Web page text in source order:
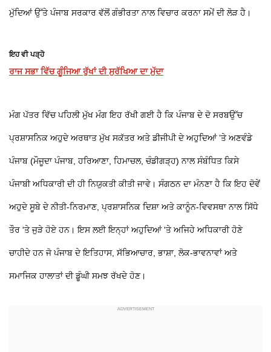
ਮੁੱਦਿਆਂ ਉੱਤੇ ਪੰਜਾਬ ਸਰਕਾਰ ਵੱਲੋਂ ਗੰਭੀਰਤਾ ਨਾਲ ਵਿਚਾਰ ਕਰਨਾ ਸਮੇਂ ਦੀ ਲੋੜ ਹੈ।
ਇਹ ਵੀ ਪੜ੍ਹੋ
ਰਾਜ ਸਭਾ ਵਿੱਚ ਗੂੰਜਿਆ ਰੁੱਖਾਂ ਦੀ ਸੁਰੱਖਿਆ ਦਾ ਮੁੱਦਾ
ਮੰਗ ਪੱਤਰ ਵਿੱਚ ਪਹਿਲੀ ਮੁੱਖ ਮੰਗ ਇਹ ਰੱਖੀ ਗਈ ਹੈ ਕਿ ਪੰਜਾਬ ਦੇ ਦੋ ਸਰਬਉੱਚ
ਪ੍ਰਸ਼ਾਸਨਿਕ ਅਹੁਦੇ ਅਰਥਾਤ ਮੁੱਖ ਸਕੱਤਰ ਅਤੇ ਡੀਜੀਪੀ ਦੇ ਅਹੁਦਿਆਂ ’ਤੇ ਅਣਵੰਡੇ
ਪੰਜਾਬ (ਮੌਜੂਦਾ ਪੰਜਾਬ, ਹਰਿਆਣਾ, ਹਿਮਾਚਲ, ਚੰਡੀਗੜ੍ਹ) ਨਾਲ ਸੰਬੰਧਿਤ ਕਿਸੇ
ਪੰਜਾਬੀ ਅਧਿਕਾਰੀ ਦੀ ਹੀ ਨਿਯੁਕਤੀ ਕੀਤੀ ਜਾਵੇ। ਸੰਗਠਨ ਦਾ ਮੰਨਣਾ ਹੈ ਕਿ ਇਹ ਦੋਵੇਂ
ਅਹੁਦੇ ਸੂਬੇ ਦੇ ਨੀਤੀ-ਨਿਰਮਾਣ, ਪ੍ਰਸ਼ਾਸਨਿਕ ਦਿਸ਼ਾ ਅਤੇ ਕਾਨੂੰਨ-ਵਿਵਸਥਾ ਨਾਲ ਸਿੱਧੇ
ਤੌਰ 'ਤੇ ਜੁੜੇ ਹੋਏ ਹਨ। ਇਸ ਲਈ ਇਨ੍ਹਾਂ ਅਹੁਦਿਆਂ 'ਤੇ ਅਜਿਹੇ ਅਧਿਕਾਰੀ ਹੋਣੇ
ਚਾਹੀਦੇ ਹਨ ਜੋ ਪੰਜਾਬ ਦੇ ਇਤਿਹਾਸ, ਸੱਭਿਆਚਾਰ, ਭਾਸ਼ਾ, ਲੋਕ-ਭਾਵਨਾਵਾਂ ਅਤੇ
ਸਮਾਜਿਕ ਹਾਲਾਤਾਂ ਦੀ ਡੂੰਘੀ ਸਮਝ ਰੱਖਦੇ ਹੋਣ।